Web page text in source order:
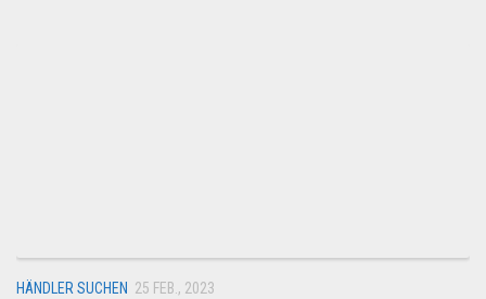
HÄNDLER SUCHEN 25 FEB., 2023